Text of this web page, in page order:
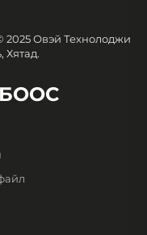
2025 Овэй Технолоджи
Хятад.